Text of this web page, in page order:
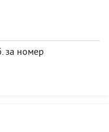
за номер